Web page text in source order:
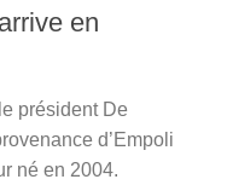
en
président De
d’Empoli
né en 2004.